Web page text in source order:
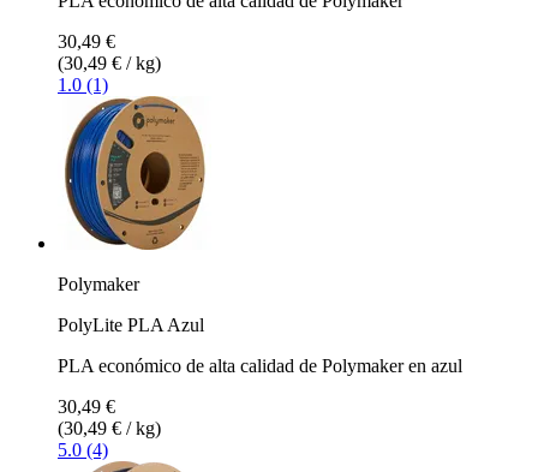
30,49 €
(30,49 € / kg)
1.0 (1)
Polymaker
PolyLite PLA Azul
PLA económico de alta calidad de Polymaker en azul
30,49 €
(30,49 € / kg)
5.0 (4)